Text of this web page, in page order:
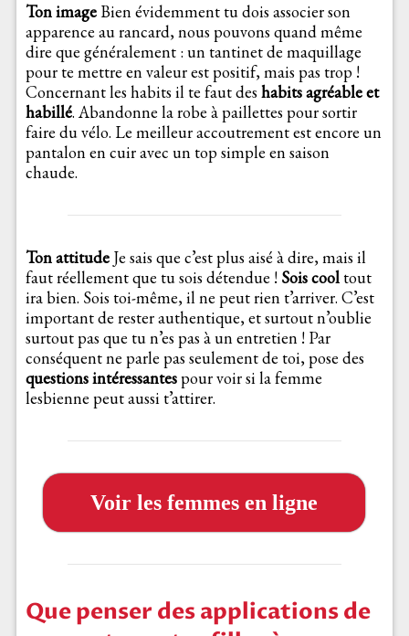
Ton imageBien évidemment tu dois associer son
apparence au rancard, nous pouvons quand même
dire que généralement : un tantinet de maquillage
pour te mettre en valeur est positif, mais pas trop !
Concernant les habits il te faut des habits agréable et
habillé. Abandonne la robe à paillettes pour sortir
faire du vélo. Le meilleur accoutrement est encore un
pantalon en cuir avec un top simple en saison
chaude.
Ton attitude Je sais que c’est plus aisé à dire, mais il
faut réellement que tu sois détendue ! Sois cooltout
ira bien. Sois toi-même, il ne peut rien t’arriver. C’est
important de rester authentique, et surtout n’oublie
surtout pas que tu n’es pas à un entretien ! Par
conséquent ne parle pas seulement de toi, pose des
questions intéressantespour voir si la femme
lesbienne peut aussi t’attirer.
Voir les femmes en ligne
Que penser des applications de